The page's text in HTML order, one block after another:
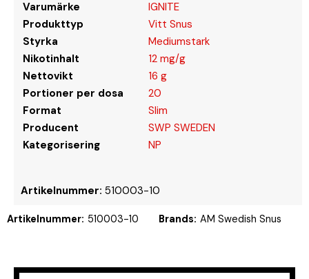
Varumärke
IGNITE
Produkttyp
Vitt Snus
Styrka
Mediumstark
Nikotinhalt
12 mg/g
Nettovikt
16 g
Portioner per dosa
20
Format
Slim
Producent
SWP SWEDEN
Kategorisering
NP
Artikelnummer: 510003-10
Artikelnummer: 510003-10 Brands: AM Swedish Snus